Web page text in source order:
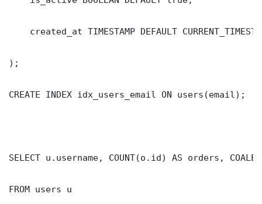
created_at TIMESTAMP DEFAULT
);
CREATE INDEX idx_users_email ON users(email);
SELECT u.username, COUNT(o.id) AS orders,
FROM users u